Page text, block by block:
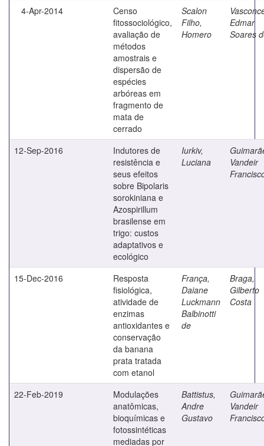
4-Apr-2014
Censo
fitossociológico,
avaliação de
métodos
amostrais e
dispersão de
espécies
arbóreas em
fragmento de
mata de
cerrado
Scalon
Filho,
Homero
Edmar
Soares
12-Sep-2016
Indutores de
resistência e
seus efeitos
sobre Bipolaris
sorokiniana e
Azospirillum
brasilense em
trigo: custos
adaptativos e
ecológico
Iurkiv,
Luciana
Vandeir
15-Dec-2016
Resposta
fisiológica,
atividade de
enzimas
antioxidantes e
conservação
da banana
prata tratada
com etanol
França,
Daiane
Luckmann
Balbinotti
de
Braga,
Gilberto
Costa
22-Feb-2019
Modulações
anatômicas,
bioquímicas e
fotossintéticas
mediadas por
Battistus,
Andre
Gustavo
Vandeir